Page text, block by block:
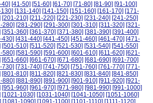
40] [41-50] [51-60] [61-70] [71-80] [81-90] [91-100]
[131-140] [141-150] [151-160] [161-170] [171-
[201-210] [211-220] [221-230] [231-240] [241-250]
280] [281-290] [291-300] [301-310] [311-320] [321-
[351-360] [361-370] [371-380] [381-390] [391-400]
430] [431-440] [441-450] [451-460] [461-470] [471-
[501-510] [511-520] [521-530] [531-540] [541-550]
580] [581-590] [591-600] [601-610] [611-620] [621-
[651-660] [661-670] [671-680] [681-690] [691-700]
730] [731-740] [741-750] [751-760] [761-770] [771-
[801-810] [811-820] [821-830] [831-840] [841-850]
880] [881-890] [891-900] [901-910] [911-920] [921-
[951-960] [961-970] [971-980] [981-990] [991-1000]
[1021-1030] [1031-1040] [1041-1050] [1051-1060]
[1081-1090] [1091-1100] [1101-1110] [1111-1120]